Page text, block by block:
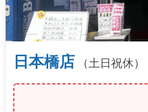
日本橋店 （土日祝休）